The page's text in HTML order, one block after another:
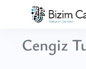
Cengiz